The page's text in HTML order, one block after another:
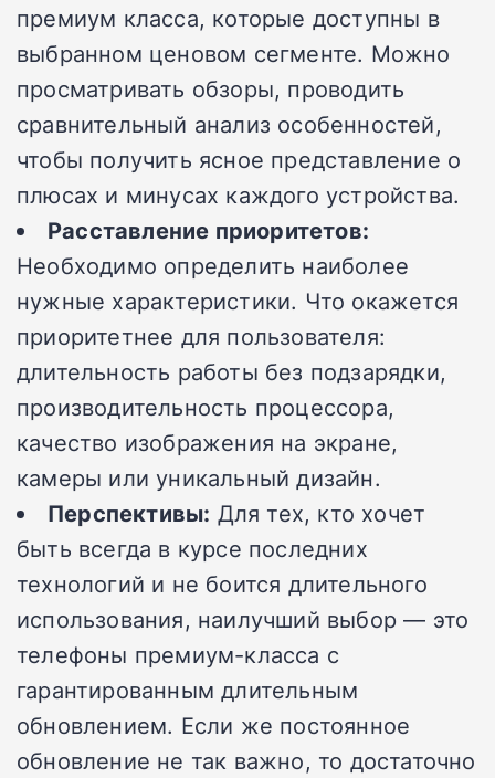
премиум класса, которые доступны в
выбранном ценовом сегменте. Можно
просматривать обзоры, проводить
сравнительный анализ особенностей,
чтобы получить ясное представление о
плюсах и минусах каждого устройства.
Расставление приоритетов:
Необходимо определить наиболее
нужные характеристики. Что окажется
приоритетнее для пользователя:
длительность работы без подзарядки,
производительность процессора,
качество изображения на экране,
камеры или уникальный дизайн.
Перспективы: Для тех, кто хочет
быть всегда в курсе последних
технологий и не боится длительного
использования, наилучший выбор — это
телефоны премиум-класса с
гарантированным длительным
обновлением. Если же постоянное
обновление не так важно, то достаточно